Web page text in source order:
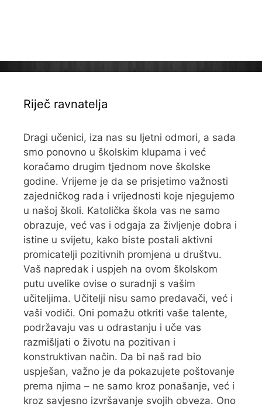
Riječ ravnatelja
Dragi učenici, iza nas su ljetni odmori, a sada
smo ponovno u školskim klupama i već
koračamo drugim tjednom nove školske
godine. Vrijeme je da se prisjetimo važnosti
zajedničkog rada i vrijednosti koje njegujemo
u našoj školi. Katolička škola vas ne samo
obrazuje, već vas i odgaja za življenje dobra i
istine u svijetu, kako biste postali aktivni
promicatelji pozitivnih promjena u društvu.
Vaš napredak i uspjeh na ovom školskom
putu uvelike ovise o suradnji s vašim
učiteljima. Učitelji nisu samo predavači, već i
vaši vodiči. Oni pomažu otkriti vaše talente,
podržavaju vas u odrastanju i uče vas
razmišljati o životu na pozitivan i
konstruktivan način. Da bi naš rad bio
uspješan, važno je da pokazujete poštovanje
prema njima – ne samo kroz ponašanje, već i
kroz savjesno izvršavanje svojih obveza. Ono